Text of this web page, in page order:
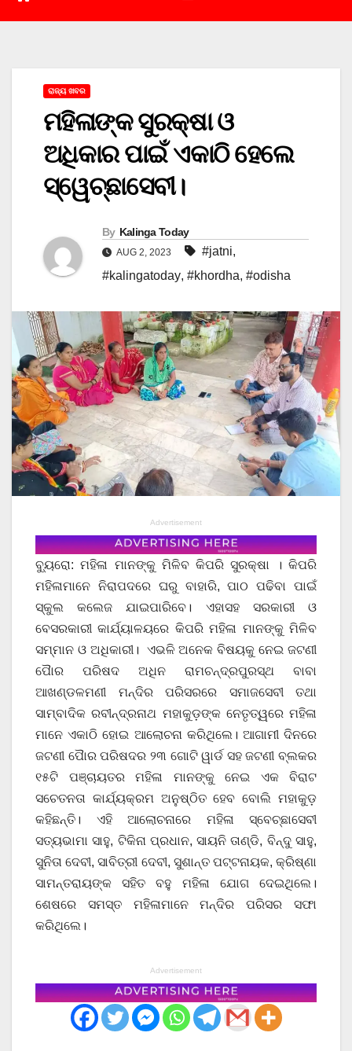
ରାଜ୍ୟ ଖବର
ମହିଳାଙ୍କ ସୁରକ୍ଷା ଓ
ଅଧିକାର ପାଇଁ ଏକାଠି ହେଲେ
ସ୍ୱେଚ୍ଛାସେବୀ।
By Kalinga Today
AUG 2, 2023 #jatni,
#kalingatoday, #khordha, #odisha
Advertisement
ବ୍ୟୁରୋ: ମହିଳା ମାନଙ୍କୁ ମିଳିବ କିପରି ସୁରକ୍ଷା । କିପରି
ମହିଳାମାନେ ନିରାପଦରେ ଘରୁ ବାହାରି, ପାଠ ପଢିବା ପାଇଁ
ସ୍କୁଲ କଲେଜ ଯାଇପାରିବେ। ଏହାସହ ସରକାରୀ ଓ
ବେସରକାରୀ କାର୍ଯ୍ୟାଳୟରେ କିପରି ମହିଳା ମାନଙ୍କୁ ମିଳିବ
ସମ୍ମାନ ଓ ଅଧିକାରୀ। ଏଭଳି ଅନେକ ବିଷୟକୁ ନେଇ ଜଟଣୀ
ପୋୖର ପରିଷଦ ଅଧିନ ରାମଚନ୍ଦ୍ରପୁରସ୍ଥ ବାବା
ଆଖଣ୍ଡଳମଣୀ ମନ୍ଦିର ପରିସରରେ ସମାଜସେବୀ ତଥା
ସାମ୍ବାଦିକ ରବୀନ୍ଦ୍ରନାଥ ମହାକୁଡ଼ଙ୍କ ନେତୃତ୍ୱରେ ମହିଳା
ମାନେ ଏକାଠି ହୋଇ ଆଲୋଚନା କରିଥିଲେ। ଆଗାମୀ ଦିନରେ
ଜଟଣୀ ପୋୖର ପରିଷଦର ୨୩ ଗୋଟି ୱାର୍ଡ ସହ ଜଟଣୀ ବ୍ଲକର
୧୫ଟି ପଞ୍ଚାୟତର ମହିଳା ମାନଙ୍କୁ ନେଇ ଏକ ବିରାଟ
ସଚେତନତା କାର୍ଯ୍ୟକ୍ରମ ଅନୁଷ୍ଠିତ ହେବ ବୋଲି ମହାକୁଡ଼
କହିଛନ୍ତି। ଏହି ଆଲୋଚନାରେ ମହିଳା ସ୍ବେଚ୍ଛାସେବୀ
ସତ୍ୟଭାମା ସାହୁ, ଟିକିନା ପ୍ରଧାନ, ସାୟନି ତାଣ୍ଡି, ବିନ୍ଦୁ ସାହୁ,
ସୁନିତା ଦେବୀ, ସାବିତ୍ରୀ ଦେବୀ, ସୁଶାନ୍ତ ପଟ୍ଟନାୟକ, କ୍ରିଷ୍ଣା
ସାମନ୍ତରାୟଙ୍କ ସହିତ ବହୁ ମହିଳା ଯୋଗ ଦେଇଥିଲେ।
ଶେଷରେ ସମସ୍ତ ମହିଳାମାନେ ମନ୍ଦିର ପରିସର ସଫା
କରିଥିଲେ।
Advertisement